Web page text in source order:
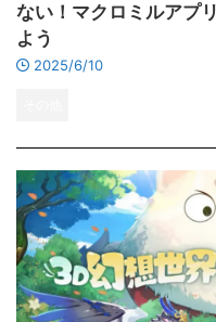
ない！マクロミルアプ
よう
2025/6/10